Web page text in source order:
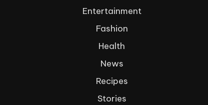
Entertainment
Fashion
Health
News
Recipes
Stories